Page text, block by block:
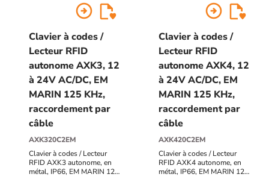
arrow_circle_right
Clavier à codes /
Lecteur RFID
autonome AXK3, 12
à 24V AC/DC, EM
MARIN 125 KHz,
raccordement par
câble
AXK320C2EM
Clavier à codes / Lecteur
RFID AXK3 autonome, en
métal, IP66, EM MARIN 125
arrow_circle_right
Clavier à codes /
Lecteur RFID
autonome AXK4, 12
à 24V AC/DC, EM
MARIN 125 KHz,
raccordement par
câble
AXK420C2EM
Clavier à codes / Lecteur
RFID AXK4 autonome, en
métal, IP66, EM MARIN 125